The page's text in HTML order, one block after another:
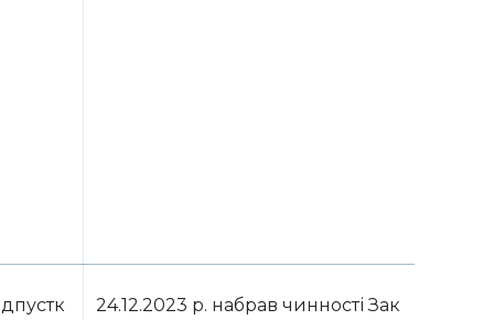
24.12.2023 р. набрав чинності Зак